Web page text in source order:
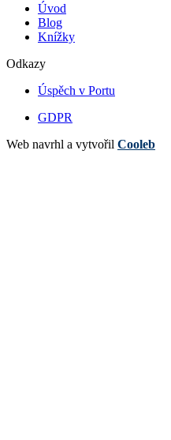
Úvod
Blog
Knížky
Odkazy
Úspěch v Portu
GDPR
Web navrhl a vytvořil Cooleb